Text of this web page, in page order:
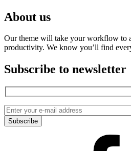
About us
Our theme will take your workflow to
productivity. We know you’ll find
Subscribe to newsletter